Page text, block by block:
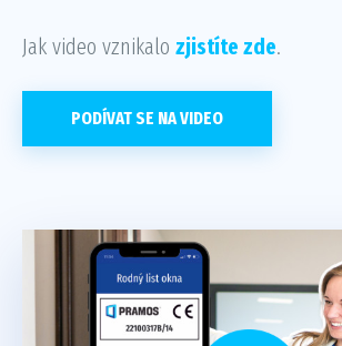
Jak video vznikalo zjistíte zde.
PODÍVAT SE NA VIDEO